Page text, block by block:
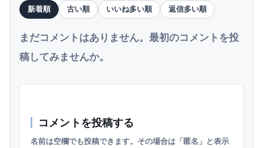
新着順 古い順 いいね多い順 返信多い順
まだコメントはありません。最初のコメントを投
稿してみませんか。
コメントを投稿する
名前は空欄でも投稿できます。その場合は「匿名」と表示